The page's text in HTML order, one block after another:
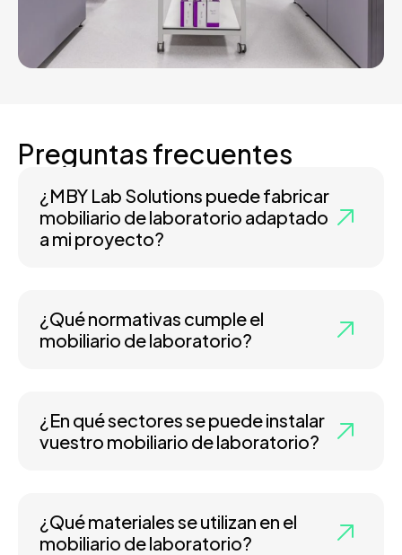
Preguntas frecuentes
¿MBY Lab Solutions puede fabricar
mobiliario de laboratorio adaptado
a mi proyecto?
¿Qué normativas cumple el
mobiliario de laboratorio?
¿En qué sectores se puede instalar
vuestro mobiliario de laboratorio?
¿Qué materiales se utilizan en el
mobiliario de laboratorio?